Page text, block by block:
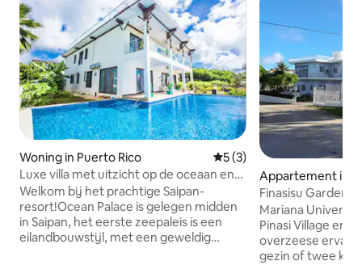
Woning in Puerto Rico Gemiddelde beoordeling
5 (3)
Luxe villa met uitzicht op de oceaan en
zwembad #3 (3 slaapkamers)
Welkom bij het prachtige Saipan-
resort!Ocean Palace is gelegen midden
in Saipan, het eerste zeepaleis is een
eilandbouwstijl, met een geweldig
Appartement in
Finasisu Garden
Mariana
Pinasi Village en
overzeese
gezin of twee